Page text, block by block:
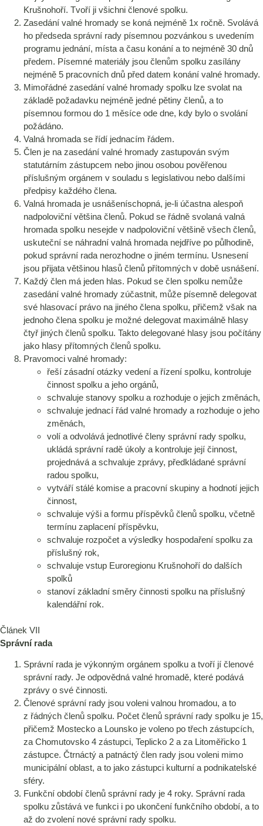
Krušnohoří. Tvoří ji všichni členové spolku.
Zasedání valné hromady se koná nejméně 1x ročně. Svolává
ho předseda správní rady písemnou pozvánkou s uvedením
programu jednání, místa a času konání a to nejméně 30 dnů
předem. Písemné materiály jsou členům spolku zasílány
nejméně 5 pracovních dnů před datem konání valné hromady.
Mimořádné zasedání valné hromady spolku lze svolat na
základě požadavku nejméně jedné pětiny členů, a to
písemnou formou do 1 měsíce ode dne, kdy bylo o svolání
požádáno.
Valná hromada se řídí jednacím řádem.
Člen je na zasedání valné hromady zastupován svým
statutárním zástupcem nebo jinou osobou pověřenou
příslušným orgánem v souladu s legislativou nebo dalšími
předpisy každého člena.
Valná hromada je usnášeníschopná, je-li účastna alespoň
nadpoloviční většina členů. Pokud se řádně svolaná valná
hromada spolku nesejde v nadpoloviční většině všech členů,
uskuteční se náhradní valná hromada nejdříve po půlhodině,
pokud správní rada nerozhodne o jiném termínu. Usnesení
jsou přijata většinou hlasů členů přítomných v době usnášení.
Každý člen má jeden hlas. Pokud se člen spolku nemůže
zasedání valné hromady zúčastnit, může písemně delegovat
své hlasovací právo na jiného člena spolku, přičemž však na
jednoho člena spolku je možné delegovat maximálně hlasy
čtyř jiných členů spolku. Takto delegované hlasy jsou počítány
jako hlasy přítomných členů spolku.
Pravomoci valné hromady:
řeší zásadní otázky vedení a řízení spolku, kontroluje
činnost spolku a jeho orgánů,
schvaluje stanovy spolku a rozhoduje o jejich změnách,
schvaluje jednací řád valné hromady a rozhoduje o jeho
změnách,
volí a odvolává jednotlivé členy správní rady spolku,
ukládá správní radě úkoly a kontroluje její činnost,
projednává a schvaluje zprávy, předkládané správní
radou spolku,
vytváří stálé komise a pracovní skupiny a hodnotí jejich
činnost,
schvaluje výši a formu příspěvků členů spolku, včetně
termínu zaplacení příspěvku,
schvaluje rozpočet a výsledky hospodaření spolku za
příslušný rok,
schvaluje vstup Euroregionu Krušnohoří do dalších
spolků
stanoví základní směry činnosti spolku na příslušný
kalendářní rok.
Článek VII
Správní rada
Správní rada je výkonným orgánem spolku a tvoří jí členové
správní rady. Je odpovědná valné hromadě, které podává
zprávy o své činnosti.
Členové správní rady jsou voleni valnou hromadou, a to
z řádných členů spolku. Počet členů správní rady spolku je 15,
přičemž Mostecko a Lounsko je voleno po třech zástupcích,
za Chomutovsko 4 zástupci, Teplicko 2 a za Litoměřicko 1
zástupce. Čtrnáctý a patnáctý člen rady jsou voleni mimo
municipální oblast, a to jako zástupci kulturní a podnikatelské
sféry.
Funkční období členů správní rady je 4 roky. Správní rada
spolku zůstává ve funkci i po ukončení funkčního období, a to
až do zvolení nové správní rady spolku.